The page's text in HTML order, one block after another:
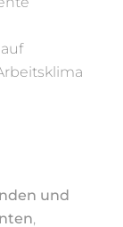
und
,